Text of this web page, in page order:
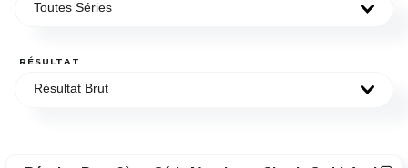
Toutes Séries
RÉSULTAT
Résultat Brut